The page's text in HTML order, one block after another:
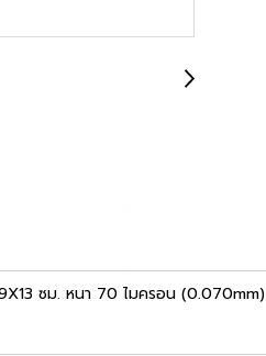
ซม. หนา 70 ไมครอน (0.070mm)